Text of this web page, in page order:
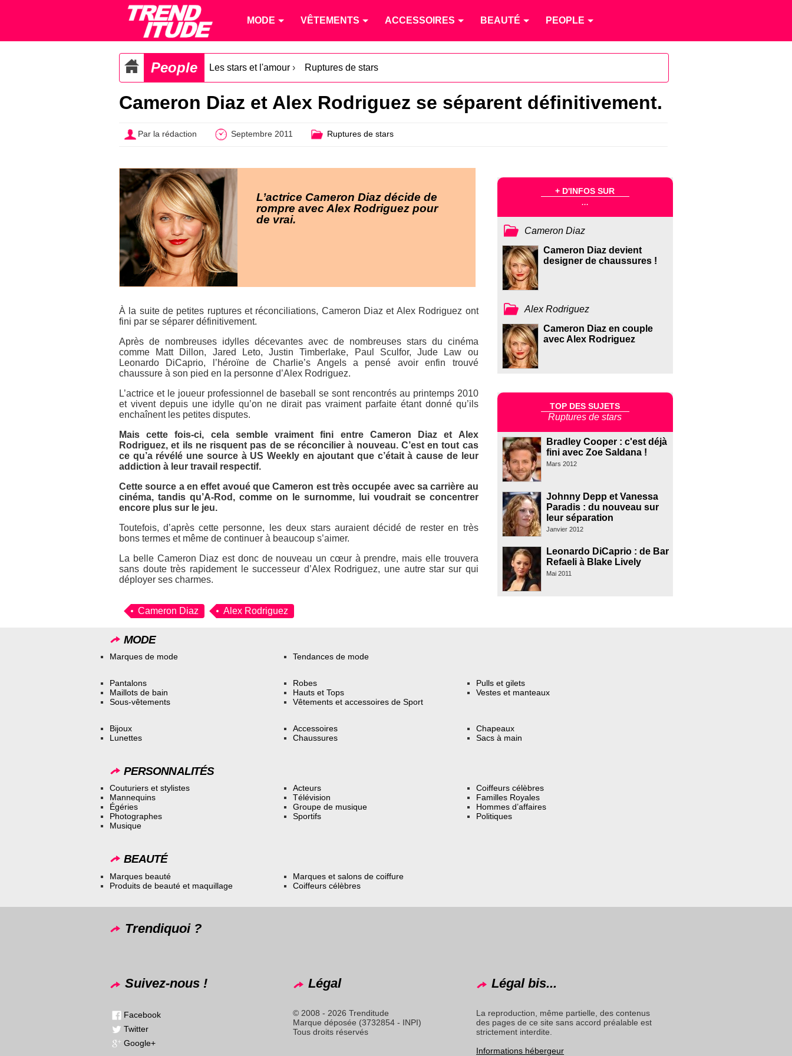
MODE VÊTEMENTS ACCESSOIRES BEAUTÉ PEOPLE
People Les stars et l'amour › Ruptures de stars
Cameron Diaz et Alex Rodriguez se séparent définitivement.
Par la rédaction Septembre 2011 Ruptures de stars
L’actrice Cameron Diaz décide de
rompre avec Alex Rodriguez pour
de vrai.
À la suite de petites ruptures et réconciliations, Cameron Diaz et Alex Rodriguez ont
fini par se séparer définitivement.
Après de nombreuses idylles décevantes avec de nombreuses stars du cinéma
comme Matt Dillon, Jared Leto, Justin Timberlake, Paul Sculfor, Jude Law ou
Leonardo DiCaprio, l’héroïne deCharlie’s Angelsa pensé avoir enfin trouvé
chaussure à son pied en la personne d’Alex Rodriguez.
L’actrice et le joueur professionnel de baseball se sont rencontrés au printemps 2010
et vivent depuis une idylle qu’on ne dirait pas vraiment parfaite étant donné qu’ils
enchaînent les petites disputes.
Mais cette fois-ci, cela semble vraiment fini entre Cameron Diaz et Alex
Rodriguez, et ils ne risquent pas de se réconcilier à nouveau. C’est en tout cas
ce qu’a révélé une source à US Weeklyen ajoutant que c’était à cause de leur
addiction à leur travail respectif.
Cette source a en effet avoué que Cameron est très occupée avec sa carrière au
cinéma, tandis qu’A-Rod, comme on le surnomme, lui voudrait se concentrer
encore plus sur le jeu.
Toutefois, d’après cette personne, les deux stars auraient décidé de rester en très
bons termes et même de continuer à beaucoup s’aimer.
La belle Cameron Diaz est donc de nouveau un cœur à prendre, mais elle trouvera
sans doute très rapidement le successeur d’Alex Rodriguez, une autre star sur qui
déployer ses charmes.
Cameron Diaz Alex Rodriguez
+ D'INFOS SUR
...
Cameron Diaz
Cameron Diaz devient
designer de chaussures !
Alex Rodriguez
Cameron Diaz en couple
avec Alex Rodriguez
TOP DES SUJETS
Ruptures de stars
Bradley Cooper : c'est déjà
fini avec Zoe Saldana !
Mars 2012
Johnny Depp et Vanessa
Paradis : du nouveau sur
leur séparation
Janvier 2012
Leonardo DiCaprio : de Bar
Refaeli à Blake Lively
Mai 2011
MODE
Marques de mode Tendances de mode
Pantalons
Maillots de bain
Sous-vêtements
Robes
Hauts et Tops
Vêtements et accessoires de Sport
Pulls et gilets
Vestes et manteaux
Bijoux
Lunettes
Accessoires
Chaussures
Chapeaux
Sacs à main
PERSONNALITÉS
Couturiers et stylistes
Mannequins
Égéries
Photographes
Musique
Acteurs
Télévision
Groupe de musique
Sportifs
Coiffeurs célèbres
Familles Royales
Hommes d’affaires
Politiques
BEAUTÉ
Marques beauté
Produits de beauté et maquillage
Marques et salons de coiffure
Coiffeurs célèbres
Trendiquoi ?
Suivez-nous !
Facebook
Twitter
Google+
Légal
© 2008 - 2026 Trenditude
Marque déposée (3732854 - INPI)
Tous droits réservés
Légal bis...
La reproduction, même partielle, des contenus
des pages de ce site sans accord préalable est
strictement interdite.
Informations hébergeur